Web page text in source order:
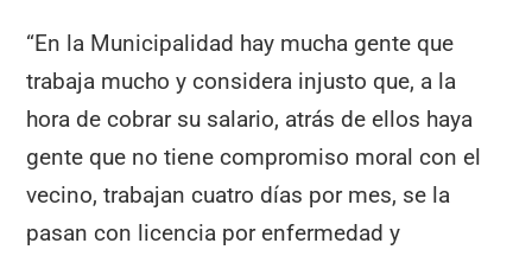
“En la Municipalidad hay mucha gente que
trabaja mucho y considera injusto que, a la
hora de cobrar su salario, atrás de ellos haya
gente que no tiene compromiso moral con el
vecino, trabajan cuatro días por mes, se la
pasan con licencia por enfermedad y